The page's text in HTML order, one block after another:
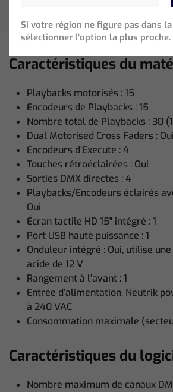
Caractéristiques du
Playbacks motorisés : 15
Encodeurs de Playbacks : 15
Nombre total de Playbacks : 30
Dual Motorised Cross Faders : Oui
Encodeurs d’Execute : 4
Touches rétroéclairées : Oui
Sorties DMX directes : 4
Playbacks/Encodeurs éclairés
Oui
Écran tactile HD 15″ intégré : 1
Port USB haute puissance : 1
Onduleur intégré : Oui, utilise
acide de 12 V
Rangement à l’avant : 1
Entrée d’alimentation, Neutrik
à 240 VAC
Consommation maximale
Caractéristiques du
Nombre maximum de canaux
Si votre région ne figure pas dans
sélectionner l'option la plus proche.